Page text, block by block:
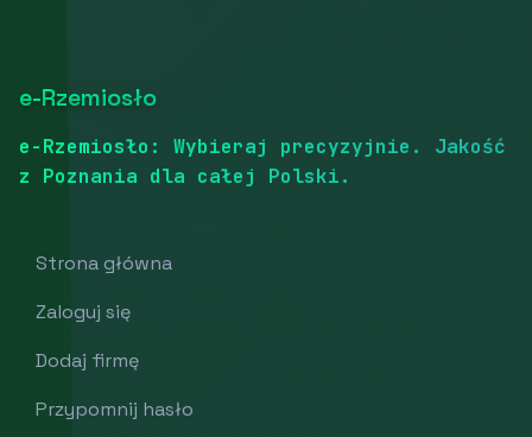
e-Rzemiosło
e-Rzemiosło: Wybieraj precyzyjnie. Jakość
z Poznania dla całej Polski.
Strona główna
Zaloguj się
Dodaj firmę
Przypomnij hasło